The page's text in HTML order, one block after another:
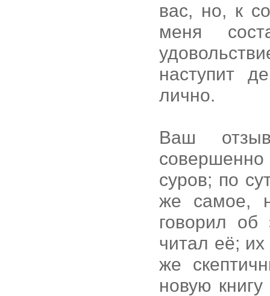
вас, но, к
меня
наступит
лично.
Ваш
совершенно
суров; по
же самое,
говорил об
читал её;
же
новую